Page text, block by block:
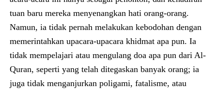
tuan baru mereka menyenangkan hati orang-orang.
Namun, ia tidak pernah melakukan kebodohan dengan
memerintahkan upacara-upacara khidmat apa pun. Ia
tidak mempelajari atau mengulang doa apa pun dari Al-
Quran, seperti yang telah ditegaskan banyak orang; ia
juga tidak menganjurkan poligami, fatalisme, atau